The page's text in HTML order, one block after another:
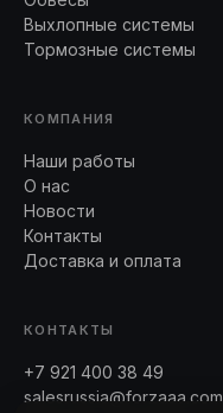
Выхлопные системы
Тормозные системы
КОМПАНИЯ
Наши работы
О нас
Новости
Контакты
Доставка и оплата
КОНТАКТЫ
+7 921 400 38 49
salesrussia@forzaaa.com